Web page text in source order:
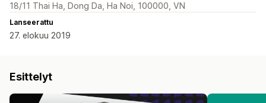
18/11 Thai Ha, Dong Da, Ha Noi, 100000, VN
Lanseerattu
27. elokuu 2019
Esittelyt